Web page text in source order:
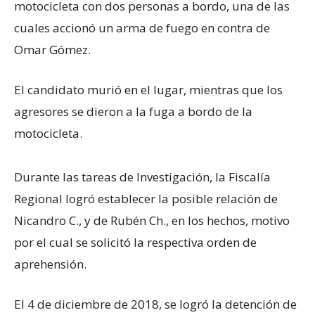
motocicleta con dos personas a bordo, una de las
cuales accionó un arma de fuego en contra de
Omar Gómez.
El candidato murió en el lugar, mientras que los
agresores se dieron a la fuga a bordo de la
motocicleta.
Durante las tareas de Investigación, la Fiscalía
Regional logró establecer la posible relación de
Nicandro C., y de Rubén Ch., en los hechos, motivo
por el cual se solicitó la respectiva orden de
aprehensión.
El 4 de diciembre de 2018, se logró la detención de